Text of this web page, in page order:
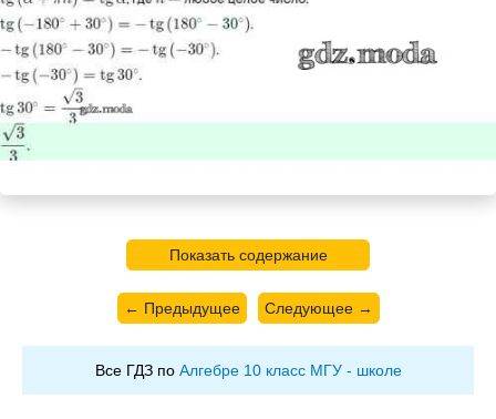
Показать содержание
← Предыдущее Следующее →
Все ГДЗ по Алгебре 10 класс МГУ - школе